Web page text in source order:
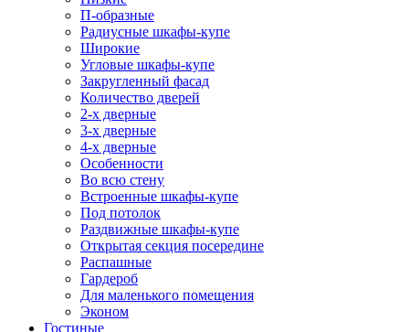
П-образные
Радиусные шкафы-купе
Широкие
Угловые шкафы-купе
Закругленный фасад
Количество дверей
2-х дверные
3-х дверные
4-х дверные
Особенности
Во всю стену
Встроенные шкафы-купе
Под потолок
Раздвижные шкафы-купе
Открытая секция посередине
Распашные
Гардероб
Для маленького помещения
Эконом
Гостиные